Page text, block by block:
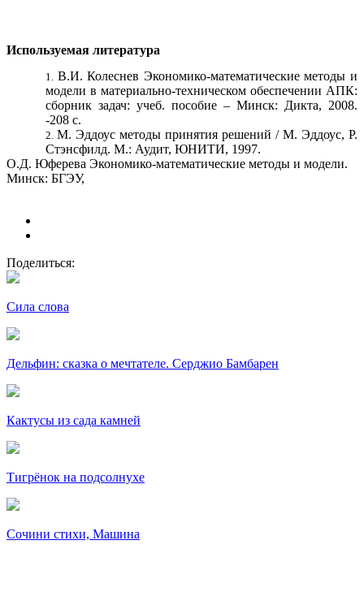
Используемая литература
В.И. Колеснев Экономико-математические методы и
модели в материально-техническом обеспечении АПК:
сборник задач: учеб. пособие – Минск: Дикта, 2008.
-208 с.
М. Эддоус методы принятия решений / М. Эддоус, Р.
Стэнсфилд. М.: Аудит, ЮНИТИ, 1997.
О.Д. Юферева Экономико-математические методы и модели.
Минск: БГЭУ,
Поделиться:
Сила слова
Дельфин: сказка о мечтателе. Серджио Бамбарен
Кактусы из сада камней
Тигрёнок на подсолнухе
Сочини стихи, Машина